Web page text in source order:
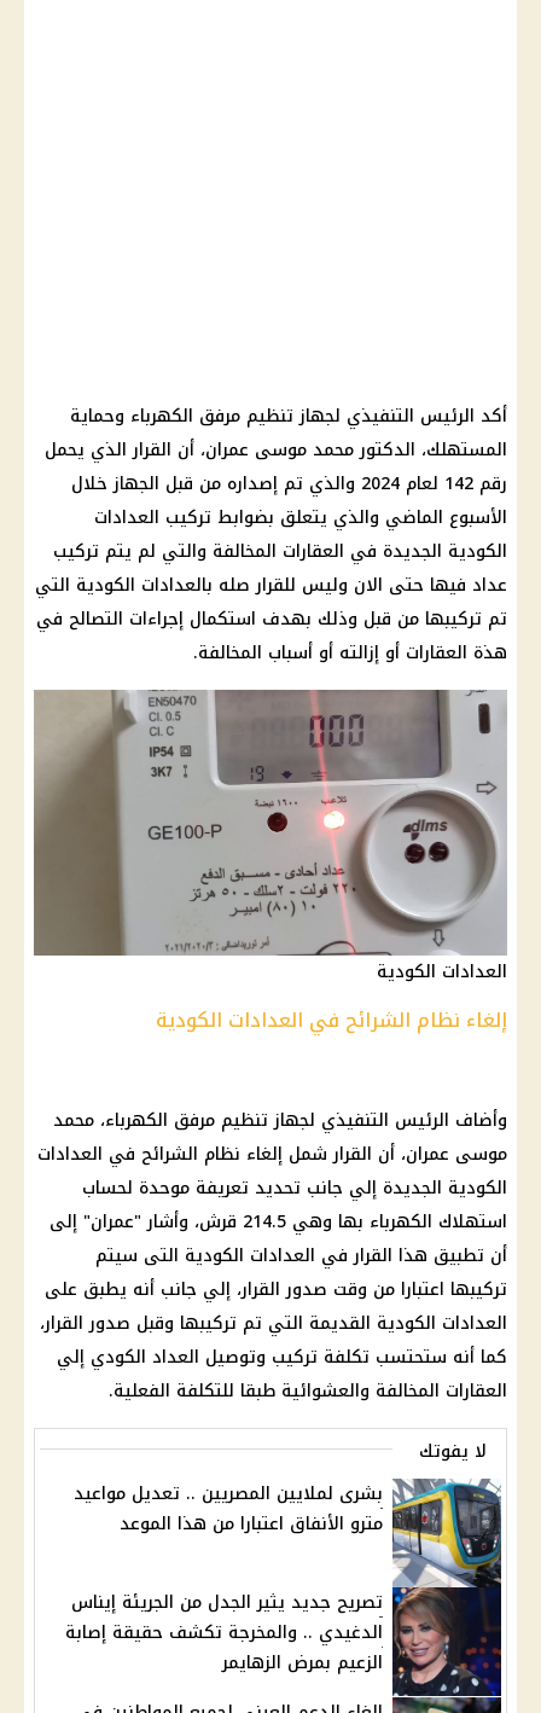
أكد الرئيس التنفيذي لجهاز تنظيم مرفق الكهرباء وحماية
المستهلك، الدكتور محمد موسى عمران، أن القرار الذي يحمل
رقم 142 لعام 2024 والذي تم إصداره من قبل الجهاز خلال
الأسبوع الماضي والذي يتعلق بضوابط تركيب العدادات
الكودية الجديدة في العقارات المخالفة والتي لم يتم تركيب
عداد فيها حتى الان وليس للقرار صله بالعدادات الكودية التي
تم تركيبها من قبل وذلك بهدف استكمال إجراءات التصالح في
هذة العقارات أو إزالته أو أسباب المخالفة.
العدادات الكودية
إلغاء نظام الشرائح في العدادات الكودية
وأضاف الرئيس التنفيذي لجهاز تنظيم مرفق الكهرباء، محمد
موسى عمران، أن القرار شمل إلغاء نظام الشرائح في العدادات
الكودية الجديدة إلي جانب تحديد تعريفة موحدة لحساب
استهلاك الكهرباء بها وهي 214.5 قرش، وأشار "
عمران" إلى
أن تطبيق هذا القرار في العدادات الكودية التى سيتم
تركيبها اعتبارا من وقت صدور القرار، إلي جانب أنه يطبق على
العدادات الكودية القديمة التي تم تركيبها وقبل صدور القرار،
كما أنه ستحتسب تكلفة تركيب وتوصيل العداد الكودي إلي
العقارات المخالفة والعشوائية طبقا للتكلفة الفعلية.
لا يفوتك
بشرى لملايين المصريين .. تعديل مواعيد
مترو الأنفاق اعتبارا من هذا الموعد
تصريح جديد يثير الجدل من الجريئة إيناس
الدغيدي .. والمخرجة تكشف حقيقة إصابة
الزعيم بمرض الزهايمر